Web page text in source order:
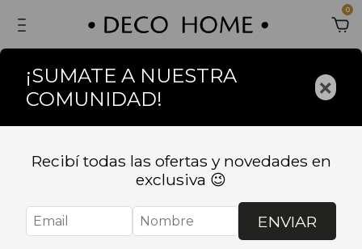
0
Inicio . DECORACION . HOME SPRAY Y DIFUSORES
HOME SPRAY Y
DIFUSORES
¡SUMATE A NUESTRA
COMUNIDAD!
×
Recibí todas las ofertas y novedades en
exclusiva 😉
ENVIAR